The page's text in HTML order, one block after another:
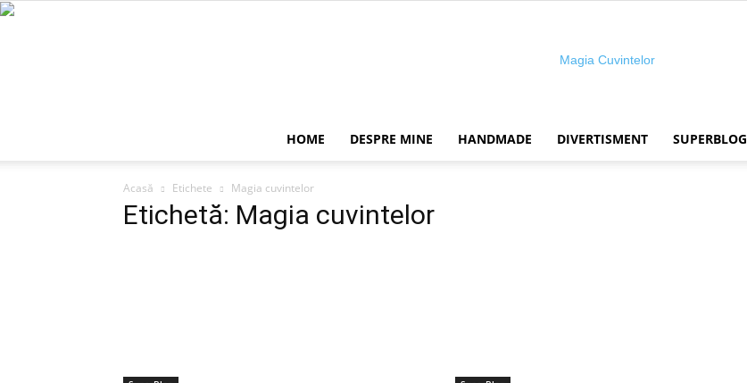
HOME DESPRE MINE HANDMADE DIVERTISMENT SUPERBLOG
Acasă Etichete Magia cuvintelor
Etichetă: Magia cuvintelor